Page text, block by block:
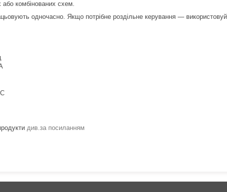
комбінованих схем.
одночасно. Якщо потрібне роздільне керування —
див.за посиланням